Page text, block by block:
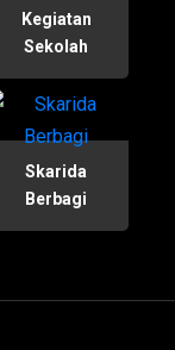
Kegiatan
Sekolah
Skarida
Berbagi